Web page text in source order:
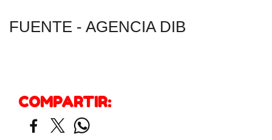
FUENTE - AGENCIA DIB
COMPARTIR: